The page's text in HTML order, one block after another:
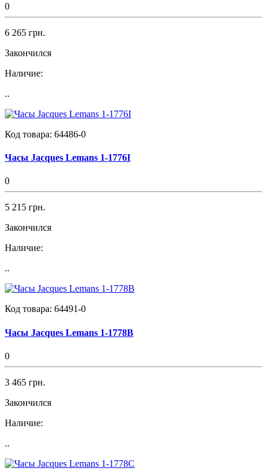
0
6 265 грн.
Закончился
Наличие:
..
Код товара: 64486-0
Часы Jacques Lemans 1-1776I
0
5 215 грн.
Закончился
Наличие:
..
Код товара: 64491-0
Часы Jacques Lemans 1-1778B
0
3 465 грн.
Закончился
Наличие:
..